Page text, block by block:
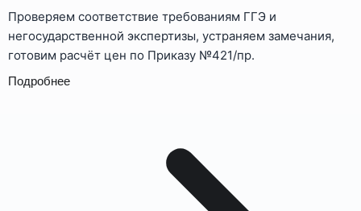
Проверяем соответствие требованиям ГГЭ и
негосударственной экспертизы, устраняем замечания,
готовим расчёт цен по Приказу №421/пр.
Подробнее